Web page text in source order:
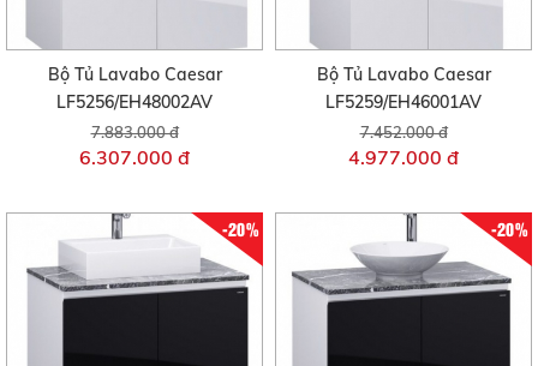
Bộ Tủ Lavabo Caesar
LF5256/EH48002AV
7.883.000 đ
6.307.000 đ
Bộ Tủ Lavabo Caesar
LF5259/EH46001AV
7.452.000 đ
4.977.000 đ
-20% -20%